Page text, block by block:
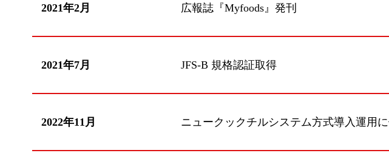
2021年2月 広報誌『Myfoods』発刊
2021年7月 JFS-B 規格認証取得
2022年11月 ニュークックチルシステム方式導入運用